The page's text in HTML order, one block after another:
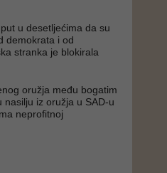
u desetljećima da su
demokrata i od
stranka je blokirala
oružja među bogatim
iz oružja u SAD-u
neprofitnoj